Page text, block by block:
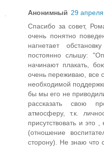
Анонимный 29 апреля
Спасибо за совет,
очень понятно
нагнетает
постоянно слышу:
начинают плакать,
очень переживаю, все
необходимой
бы мы его не
рассказать свою
атмосферу, т.к.
присутствовать и это
(отношение
сторону). Не знаю что